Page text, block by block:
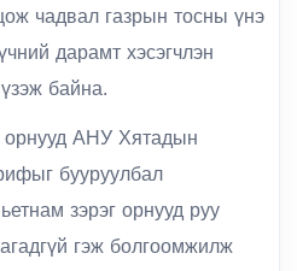
чадвал газрын тосны үнэ
дарамт хэсэгчлэн
байна.
АНУ Хятадын
бууруулбал
зэрэг орнууд руу
гэж болгоомжилж